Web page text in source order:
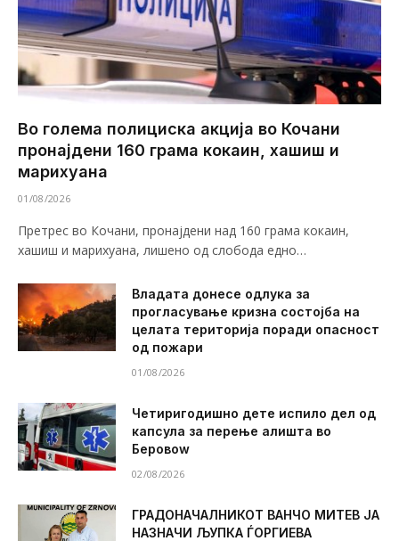
Во голема полициска акција во Кочани
пронајдени 160 грама кокаин, хашиш и
марихуана
01/08/2026
Претрес во Кочани, пронајдени над 160 грама кокаин,
хашиш и марихуана, лишено од слобода едно…
Владата донесе одлука за
прогласување кризна состојба на
целата територија поради опасност
од пожари
01/08/2026
Четиригодишно дете испило дел од
капсула за перење алишта во
Беровоw
02/08/2026
ГРАДОНАЧАЛНИКОТ ВАНЧО МИТЕВ ЈА
НАЗНАЧИ ЉУПКА ЃОРГИЕВА